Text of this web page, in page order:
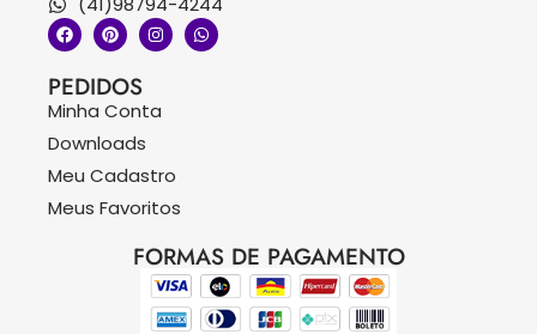
PEDIDOS
Minha Conta
Downloads
Meu Cadastro
Meus Favoritos
FORMAS DE PAGAMENTO